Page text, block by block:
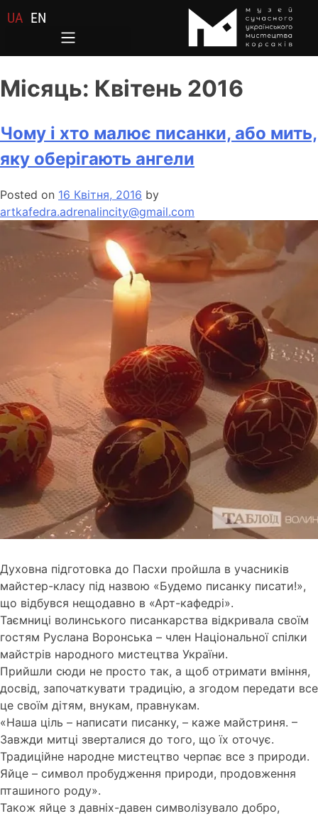
UA EN
Місяць: Квітень 2016
Чому і хто малює писанки, або мить,
яку оберігають ангели
Posted on 16 Квітня, 2016 by
artkafedra.adrenalincity@gmail.com
Духовна підготовка до Пасхи пройшла в учасників
майстер-класу під назвою «Будемо писанку писати!»,
що відбувся нещодавно в «Арт-кафедрі».
Таємниці волинського писанкарства відкривала своїм
гостям Руслана Воронська – член Національної спілки
майстрів народного мистецтва України.
Прийшли сюди не просто так, а щоб отримати вміння,
досвід, започаткувати традицію, а згодом передати все
це своїм дітям, внукам, правнукам.
«Наша ціль – написати писанку, – каже майстриня. –
Завжди митці зверталися до того, що їх оточує.
Традиційне народне мистецтво черпає все з природи.
Яйце – символ пробудження природи, продовження
пташиного роду».
Також яйце з давніх-давен символізувало добро,